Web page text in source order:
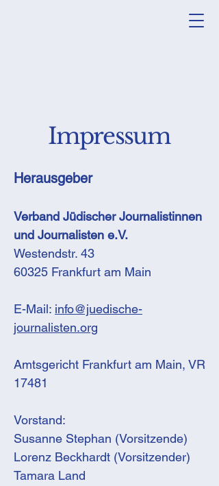
Impressum
Herausgeber
Verband Jüdischer Journalistinnen
und Journalisten e.V.
Westendstr. 43
60325 Frankfurt am Main
E-Mail: info@juedische-
journalisten.org
Amtsgericht Frankfurt am Main, VR
17481
Vorstand:
Susanne Stephan (Vorsitzende)
Lorenz Beckhardt (Vorsitzender)
Tamara Land